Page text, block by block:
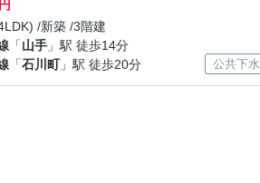
/新築 /3階建
「山手 」駅 徒歩14分
「石川町」駅 徒歩20分 公共下水